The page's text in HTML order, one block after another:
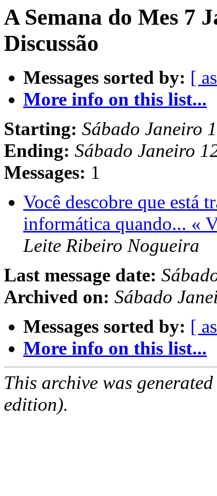
A Semana do Mes 7
Discussão
Messages sorted by: [
More info on this list...
Starting: Sábado Janeiro
Ending: Sábado Janeiro
Messages: 1
Você descobre que está
informática quando... «
Leite Ribeiro Nogueira
Last message date:
Archived on: Sábado
Messages sorted by: [
More info on this list...
This archive was
edition).